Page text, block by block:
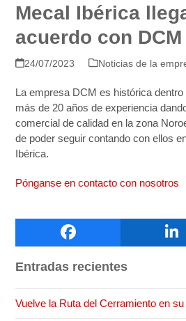
Mecal Ibérica
acuerdo con DCM
24/07/2023 Noticias de la
La empresa DCM es histórica
más de 20 años de experiencia
comercial de calidad en la zona
de poder seguir contando con ellos
Ibérica.
Pónganse en contacto con nosotros
Entradas recientes
Vuelve la Ruta del Cerramiento en su